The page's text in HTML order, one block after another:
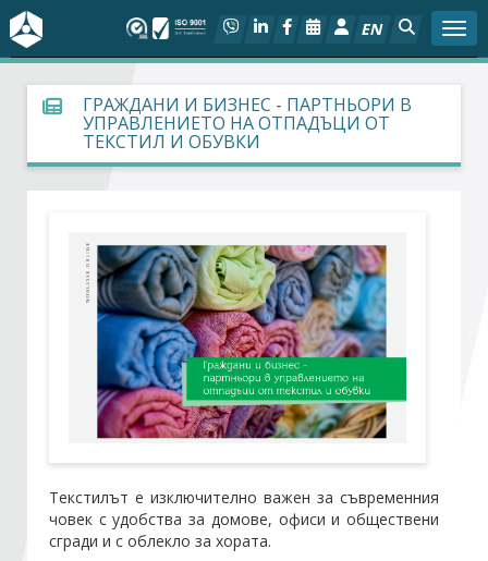
EN
За БСК
На фокус
Социален диалог
Дейности
Арбитражен съд
Членове
Стани член
ГРАЖДАНИ И БИЗНЕС - ПАРТНЬОРИ В
УПРАВЛЕНИЕТО НА ОТПАДЪЦИ ОТ
ТЕКСТИЛ И ОБУВКИ
Текстилът е изключително важен за съвременния
човек с удобства за домове, офиси и обществени
сгради и с облекло за хората.